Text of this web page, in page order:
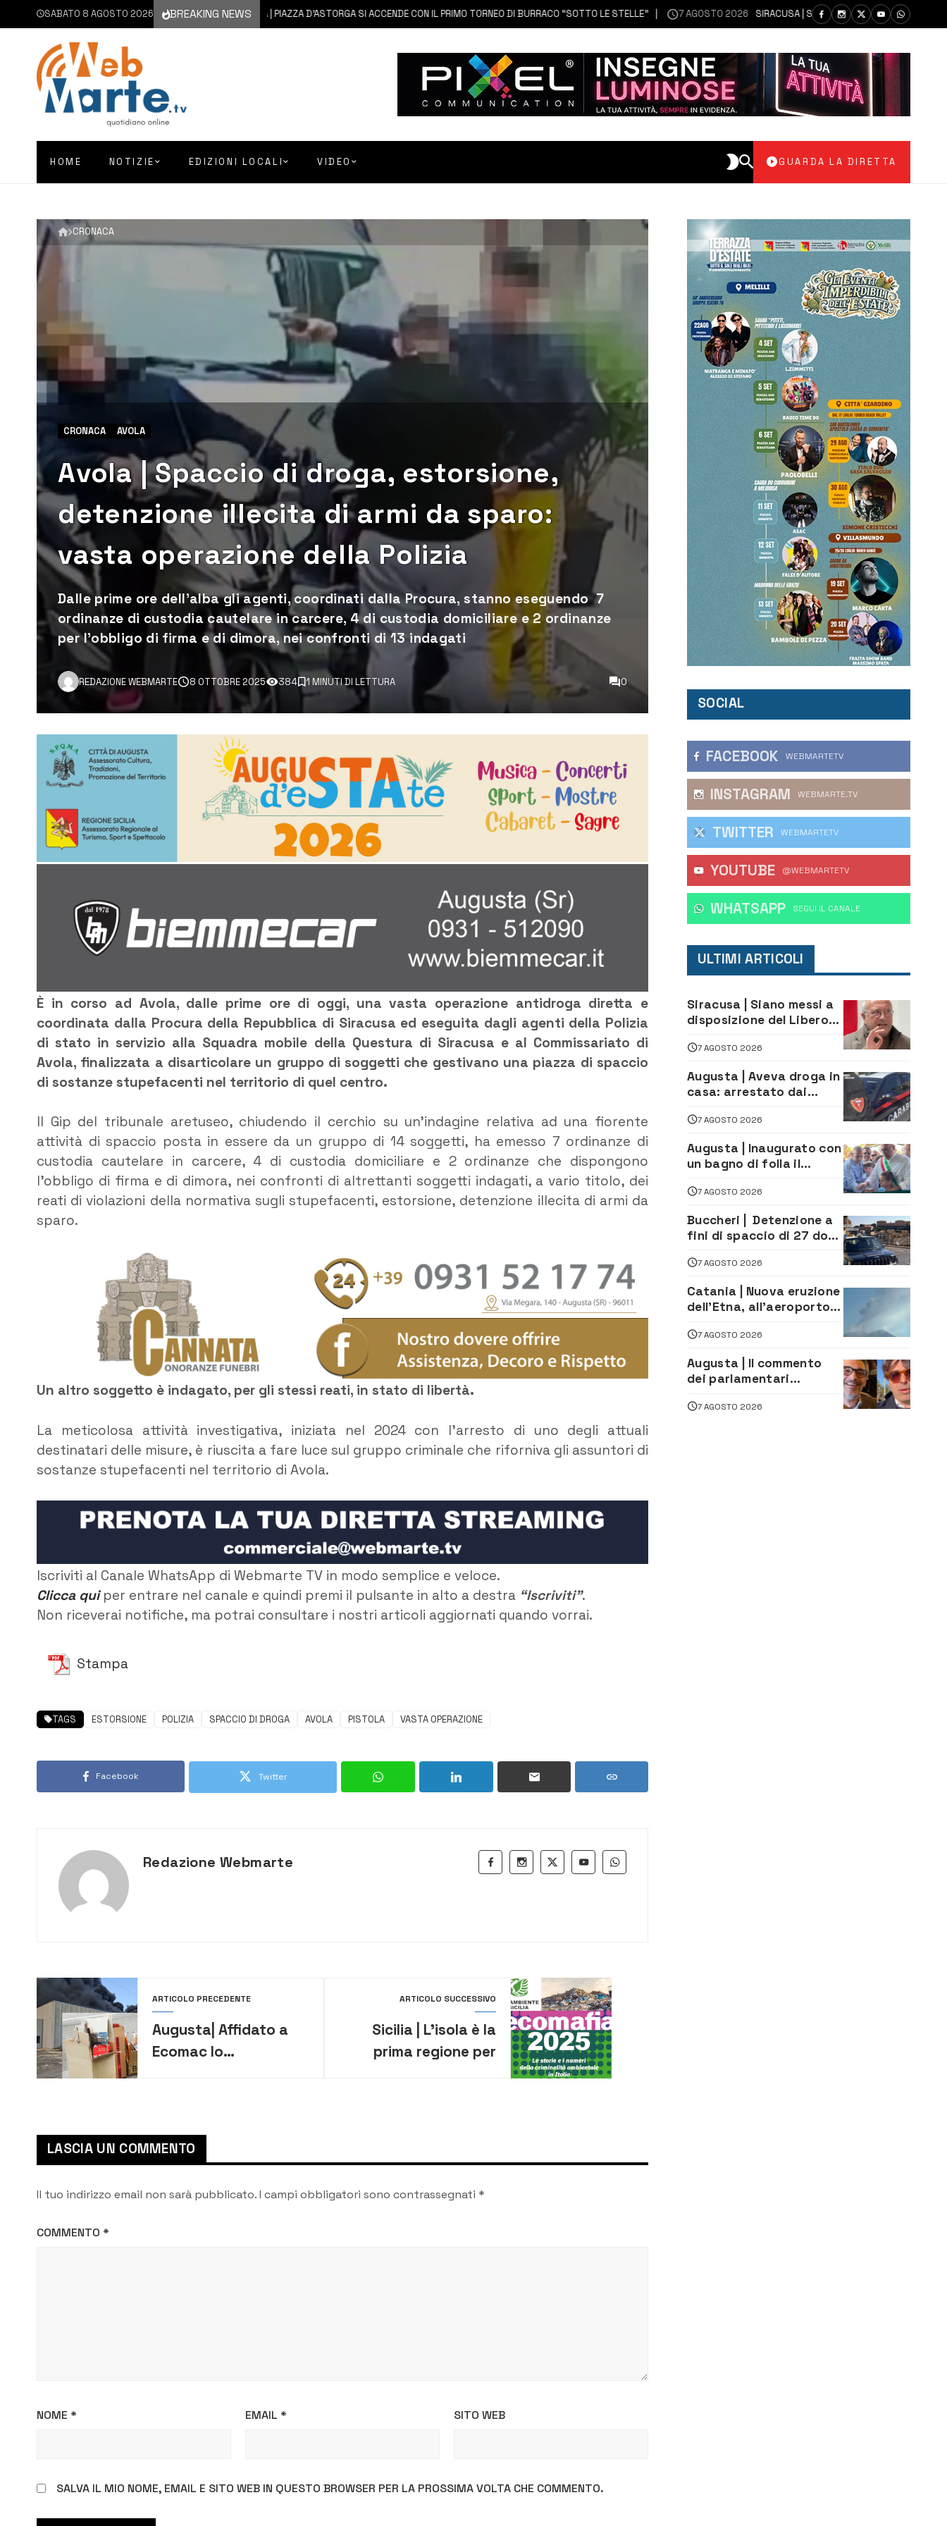
SABATO 8 AGOSTO 2026 BREAKING NEWS
7 AGOSTO 2026 AUGUSTA | PIAZZA D’ASTORGA SI ACCENDE CON IL PRIMO TORNEO DI BURRACO “SOTTO LE STELLE” 7 AGOSTO 2026 SIRACUSA | SIANO MESSI A DISPOSIZIONE DEL
HOME NOTIZIE EDIZIONI LOCALI VIDEO GUARDA LA DIRETTA
CRONACA
CRONACA AVOLA
Avola | Spaccio di droga, estorsione,
detenzione illecita di armi da sparo:
vasta operazione della Polizia
Dalle prime ore dell’alba gli agenti, coordinati dalla Procura, stanno eseguendo 7
ordinanze di custodia cautelare in carcere, 4 di custodia domiciliare e 2 ordinanze
per l’obbligo di firma e di dimora, nei confronti di 13 indagati
REDAZIONE WEBMARTE 8 OTTOBRE 2025 384 1 MINUTI DI LETTURA 0
È in corso ad Avola, dalle prime ore di oggi, una vasta operazione antidroga diretta e
coordinata dalla Procura della Repubblica di Siracusa ed eseguita dagli agenti della Polizia
di stato in servizio alla Squadra mobile della Questura di Siracusa e al Commissariato di
Avola, finalizzata a disarticolare un gruppo di soggetti che gestivano una piazza di spaccio
di sostanze stupefacenti nel territorio di quel centro.
Il Gip del tribunale aretuseo, chiudendo il cerchio su un’indagine relativa ad una fiorente
attività di spaccio posta in essere da un gruppo di 14 soggetti, ha emesso 7 ordinanze di
custodia cautelare in carcere, 4 di custodia domiciliare e 2 ordinanze che dispongono
l’obbligo di firma e di dimora, nei confronti di altrettanti soggetti indagati, a vario titolo, dei
reati di violazioni della normativa sugli stupefacenti, estorsione, detenzione illecita di armi da
sparo.
Un altro soggetto è indagato, per gli stessi reati, in stato di libertà.
La meticolosa attività investigativa, iniziata nel 2024 con l’arresto di uno degli attuali
destinatari delle misure, è riuscita a fare luce sul gruppo criminale che riforniva gli assuntori di
sostanze stupefacenti nel territorio di Avola.
Iscriviti al Canale WhatsApp di Webmarte TV in modo semplice e veloce.
Clicca quiper entrare nel canale e quindi premi il pulsante in alto a destra “Iscriviti”.
Non riceverai notifiche, ma potrai consultare i nostri articoli aggiornati quando vorrai.
Stampa
TAGS ESTORSIONE POLIZIA SPACCIO DI DROGA AVOLA PISTOLA VASTA OPERAZIONE
Facebook Twitter
Redazione Webmarte
ARTICOLO PRECEDENTE
Augusta| Affidato a
Ecomac lo
ARTICOLO SUCCESSIVO
Sicilia | L’isola è la
prima regione per
LASCIA UN COMMENTO
Il tuo indirizzo email non sarà pubblicato.I campi obbligatori sono contrassegnati *
COMMENTO *
NOME * EMAIL * SITO WEB
SALVA IL MIO NOME, EMAIL E SITO WEB IN QUESTO BROWSER PER LA PROSSIMA VOLTA CHE COMMENTO.
SOCIAL
FACEBOOK WEBMARTETV
INSTAGRAM WEBMARTE.TV
TWITTER WEBMARTETV
YOUTUBE @WEBMARTETV
WHATSAPP ‎SEGUI IL CANALE
ULTIMI ARTICOLI
Siracusa | Siano messi a
disposizione del Libero
relativi alla
privatizzazione della Sac
7 AGOSTO 2026
Augusta | Aveva droga in
casa: arrestato dai
7 AGOSTO 2026
Augusta | Inaugurato con
un bagno di folla il
Moro
7 AGOSTO 2026
Buccheri | Detenzione a
fini di spaccio di 27 dosi
20enni
7 AGOSTO 2026
Catania | Nuova eruzione
dell’Etna, all’aeroporto
dirottati
7 AGOSTO 2026
Augusta | Il commento
dei parlamentari
firma del contatto per il
7 AGOSTO 2026